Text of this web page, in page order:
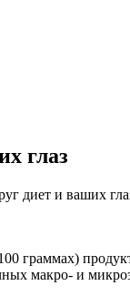
глаз
диет и ваших
граммах)
макро- и